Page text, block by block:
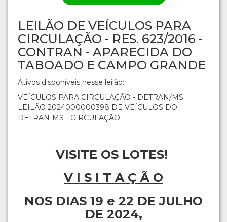
LEILÃO DE VEÍCULOS PARA
CIRCULAÇÃO - RES. 623/2016 -
CONTRAN - APARECIDA DO
TABOADO E CAMPO GRANDE
Ativos disponíveis nesse leilão:
VEÍCULOS PARA CIRCULAÇÃO - DETRAN/MS
LEILÃO 2024000000398 DE VEÍCULOS DO
DETRAN-MS - CIRCULAÇÃO
VISITE OS LOTES!
V I S I T A Ç Ã O
NOS DIAS 19 e 22 DE JULHO
DE 2024,